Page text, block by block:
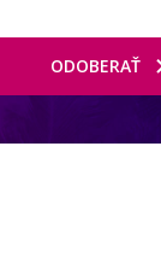
ODOBERAŤ